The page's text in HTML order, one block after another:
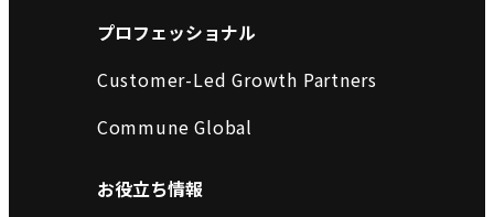
プロフェッショナル
Customer-Led Growth Partners
Commune Global
お役立ち情報